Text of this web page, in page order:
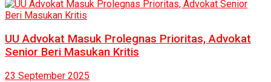
UU Advokat Masuk Prolegnas Prioritas, Advokat
Senior Beri Masukan Kritis
23 September 2025